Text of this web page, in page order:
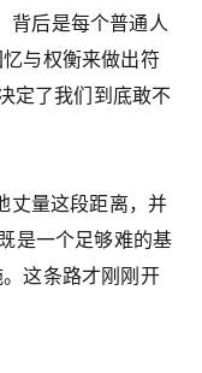
背后是每个普通人
与权衡来做出符
定了我们到底敢不
量这段距离，并
是一个足够难的基
这条路才刚刚开